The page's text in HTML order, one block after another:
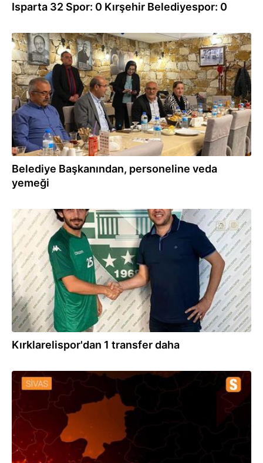
Isparta 32 Spor: 0 Kırşehir Belediyespor: 0
06.10.2021
Belediye Başkanından, personeline veda
yemeği
03.08.2021
Kırklarelispor'dan 1 transfer daha
03.08.2021